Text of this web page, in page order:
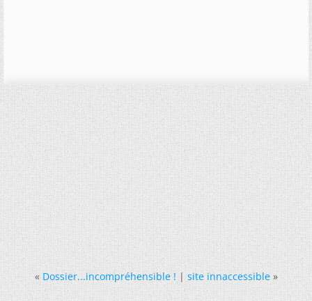
« Dossier...incompréhensible !|site innaccessible »